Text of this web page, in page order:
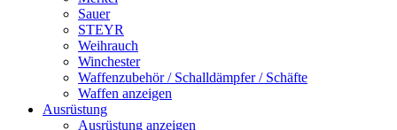
Sauer
STEYR
Weihrauch
Winchester
Waffenzubehör / Schalldämpfer / Schäfte
Waffen anzeigen
Ausrüstung
Ausrüstung anzeigen